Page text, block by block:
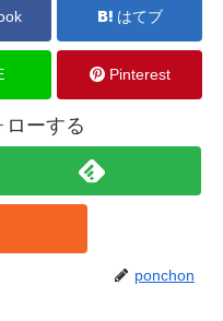
はてブ
Pinterest
ローする
ponchon